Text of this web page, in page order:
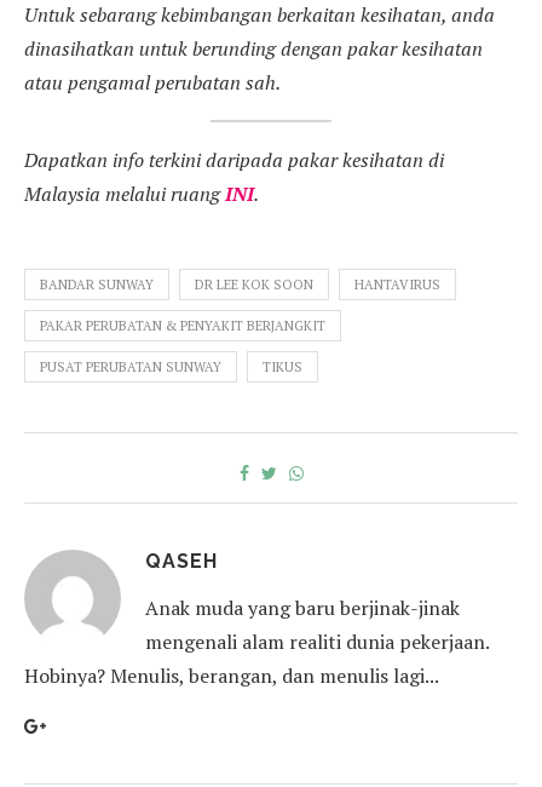
Untuk sebarang kebimbangan berkaitan kesihatan, anda
dinasihatkan untuk berunding dengan pakar kesihatan
atau pengamal perubatan sah.
Dapatkan info terkini daripada pakar kesihatan di
Malaysia melalui ruangINI.
BANDAR SUNWAY DR LEE KOK SOON HANTAVIRUS
PAKAR PERUBATAN & PENYAKIT BERJANGKIT
PUSAT PERUBATAN SUNWAY TIKUS
QASEH
Anak muda yang baru berjinak-jinak
mengenali alam realiti dunia pekerjaan.
Hobinya? Menulis, berangan, dan menulis lagi...